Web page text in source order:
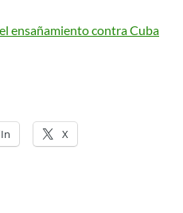
ensañamiento contra Cuba
X